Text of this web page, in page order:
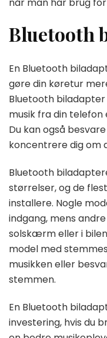
når man har brug
Bluetooth
En Bluetooth
gøre din køretur
Bluetooth
musik fra din
Du kan også
koncentrere dig om
Bluetooth
størrelser, og de
installere. Nogle
indgang, mens
solskærm eller i
model med
musikken eller
stemmen.
En Bluetooth
investering, hvis du